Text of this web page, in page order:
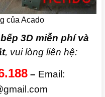
của Acado
3D miễn phí và
, vui lòng liên hệ:
– Email: